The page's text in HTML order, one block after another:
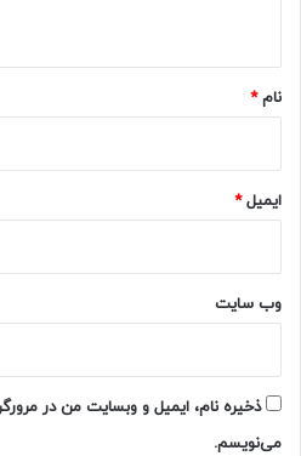
نام*
ایمیل*
وب‌ سایت
ذخیره نام، ایمیل و وبسایت من در
می‌نویسم.